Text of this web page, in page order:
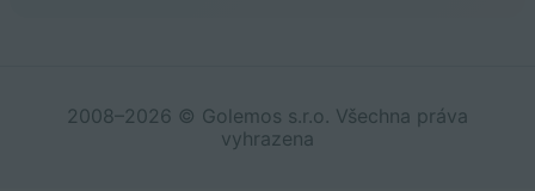
2008–2026 © Golemos s.r.o. Všechna práva
vyhrazena